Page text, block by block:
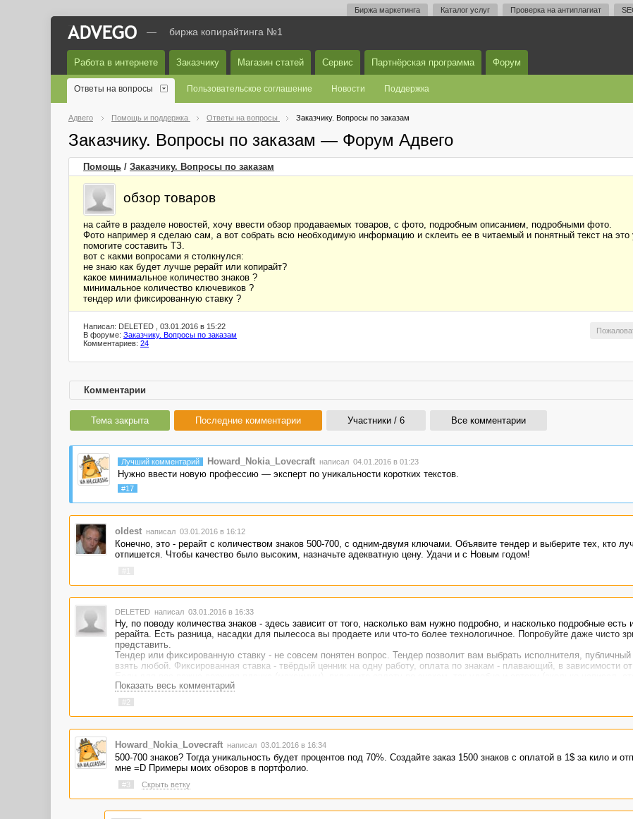
Биржа маркетинга Каталог услуг Проверка на антиплагиат
— биржа копирайтинга №1
Работа в интернете Заказчику Магазин статей Сервис Партнёрская программа Форум
Ответы на вопросы Пользовательское соглашение Новости Поддержка
Адвего Помощь и поддержка Ответы на вопросы Заказчику. Вопросы по заказам
Заказчику. Вопросы по заказам — Форум Адвего
Помощь / Заказчику. Вопросы по заказам
обзор товаров
на сайте в разделе новостей, хочу ввести обзор продаваемых товаров, с фото, подробным описанием, подробными фото.
Фото например я сделаю сам, а вот собрать всю необходимую информацию и склеить ее в читаемый и понятный текст на это
помогите составить ТЗ.
вот с какми вопросами я столкнулся:
не знаю как будет лучше рерайт или копирайт?
какое минимальное количество знаков ?
минимальное количество ключевиков ?
тендер или фиксированную ставку ?
Написал: DELETED , 03.01.2016 в 15:22
В форуме: Заказчику. Вопросы по заказам
Комментариев: 24
Комментарии
Тема закрыта Последние комментарии Участники / 6 Все комментарии
Лучший комментарий Howard_Nokia_Lovecraft написал 04.01.2016 в 01:23
Нужно ввести новую профессию — эксперт по уникальности коротких текстов.
#17
oldest написал 03.01.2016 в 16:12
Конечно, это - рерайт с количеством знаков 500-700, с одним-двумя ключами. Объявите тендер и выберите тех, кто
отпишется. Чтобы качество было высоким, назначьте адекватную цену. Удачи и с Новым годом!
DELETED написал 03.01.2016 в 16:33
Ну, по поводу количества знаков - здесь зависит от того, насколько вам нужно подробно, и насколько подробные есть
рерайта. Есть разница, насадки для пылесоса вы продаете или что-то более технологичное. Попробуйте даже чисто
представить.
Тендер или фиксированную ставку - не совсем понятен вопрос. Тендер позволит вам выбрать исполнителя, публичный
взять любой. Фиксированная ставка - твёрдый ценник на одну работу, оплата по знакам - плавающий, в зависимости
получил), и вам - за максимальную границу автор не залезет и вам не придётся сокращать текст.
Показать весь комментарий
#2
Howard_Nokia_Lovecraft написал 03.01.2016 в 16:34
500-700 знаков? Тогда уникальность будет процентов под 70%. Создайте заказ 1500 знаков с оплатой в 1$ за кило и
мне =D Примеры моих обзоров в портфолио.
#3 Скрыть ветку